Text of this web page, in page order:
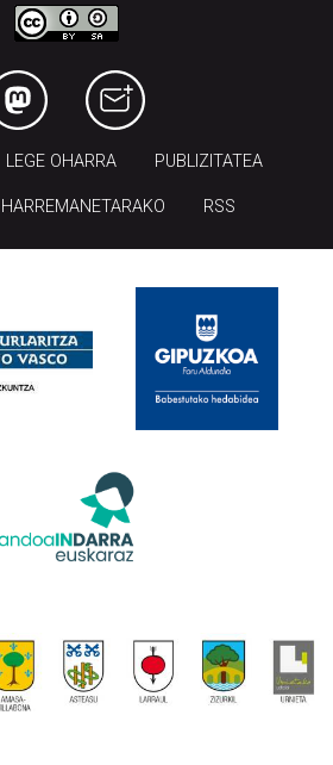
LEGE OHARRA PUBLIZITATEA
HARREMANETARAKO RSS